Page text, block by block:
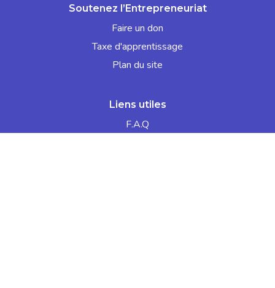
Soutenez l’Entrepreneuriat
Faire un don
Taxe d'apprentissage
Plan du site
Liens utiles
F.A.Q